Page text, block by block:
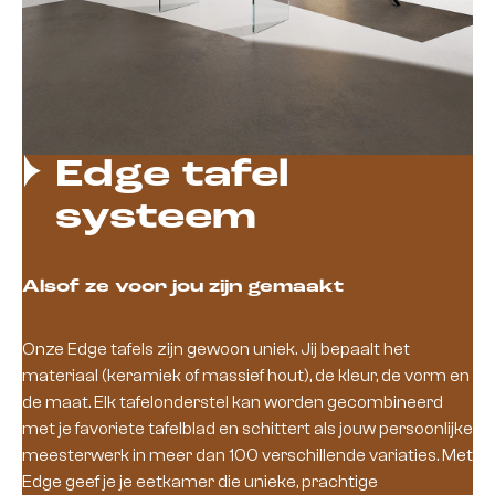
Edge tafel
systeem
Alsof ze voor jou zijn gemaakt
Onze Edge tafels zijn gewoon uniek. Jij bepaalt het
materiaal (keramiek of massief hout), de kleur, de vorm en
de maat. Elk tafelonderstel kan worden gecombineerd
met je favoriete tafelblad en schittert als jouw persoonlijke
meesterwerk in meer dan 100 verschillende variaties. Met
Edge geef je je eetkamer die unieke, prachtige